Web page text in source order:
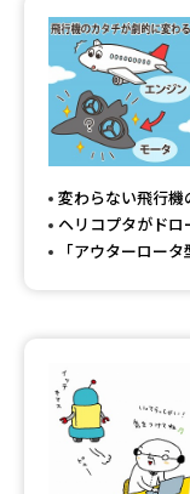
変わらない飛行機
ヘリコプタがドロ
「アウターロー